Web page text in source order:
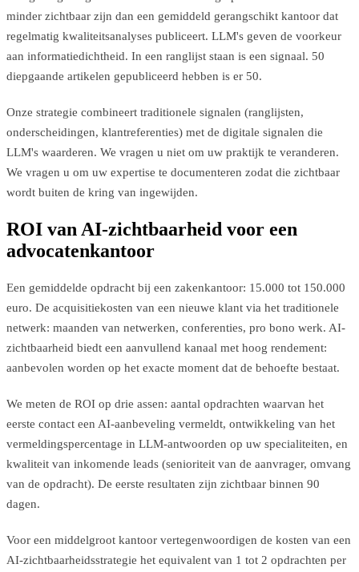
minder zichtbaar zijn dan een gemiddeld gerangschikt kantoor dat
regelmatig kwaliteitsanalyses publiceert. LLM's geven de voorkeur
aan informatiedichtheid. In een ranglijst staan is een signaal. 50
diepgaande artikelen gepubliceerd hebben is er 50.
Onze strategie combineert traditionele signalen (ranglijsten,
onderscheidingen, klantreferenties) met de digitale signalen die
LLM's waarderen. We vragen u niet om uw praktijk te veranderen.
We vragen u om uw expertise te documenteren zodat die zichtbaar
wordt buiten de kring van ingewijden.
ROI van AI-zichtbaarheid voor een
advocatenkantoor
Een gemiddelde opdracht bij een zakenkantoor: 15.000 tot 150.000
euro. De acquisitiekosten van een nieuwe klant via het traditionele
netwerk: maanden van netwerken, conferenties, pro bono werk. AI-
zichtbaarheid biedt een aanvullend kanaal met hoog rendement:
aanbevolen worden op het exacte moment dat de behoefte bestaat.
We meten de ROI op drie assen: aantal opdrachten waarvan het
eerste contact een AI-aanbeveling vermeldt, ontwikkeling van het
vermeldingspercentage in LLM-antwoorden op uw specialiteiten, en
kwaliteit van inkomende leads (senioriteit van de aanvrager, omvang
van de opdracht). De eerste resultaten zijn zichtbaar binnen 90
dagen.
Voor een middelgroot kantoor vertegenwoordigen de kosten van een
AI-zichtbaarheidsstrategie het equivalent van 1 tot 2 opdrachten per